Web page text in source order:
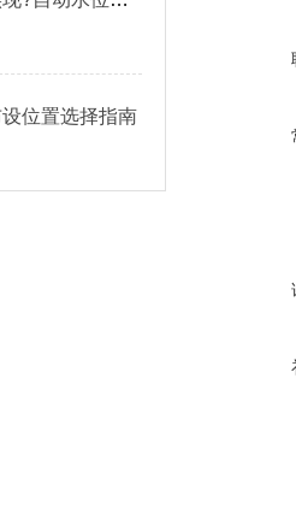
位置选择指南​